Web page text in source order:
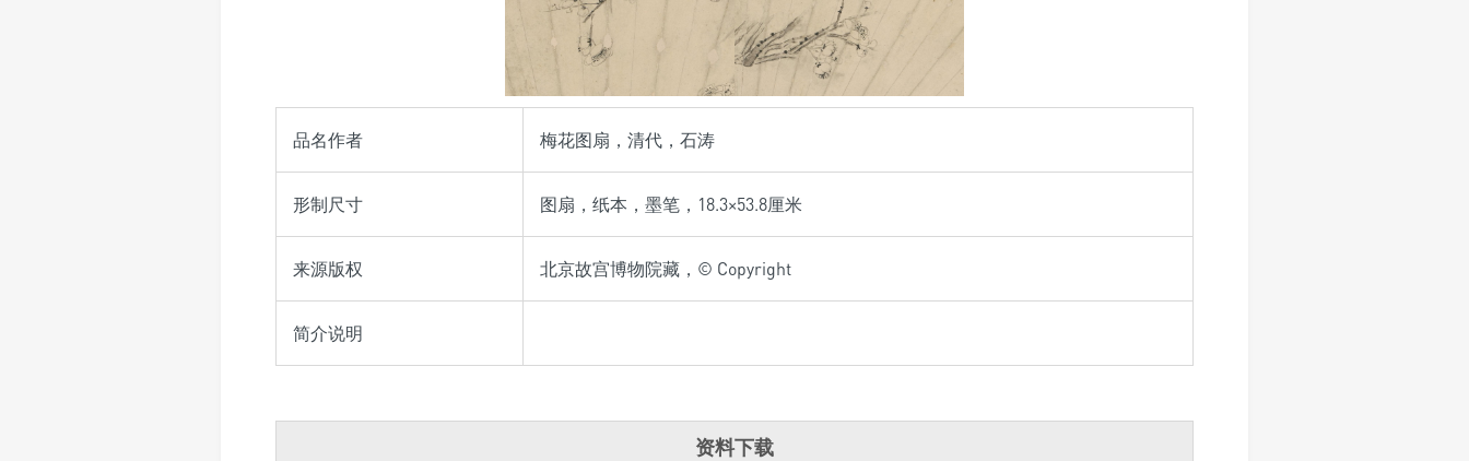
品名作者 梅花图扇，清代，石涛
形制尺寸 图扇，纸本，墨笔，18.3×53.8厘米
来源版权 北京故宫博物院藏，© Copyright
简介说明
资料下载